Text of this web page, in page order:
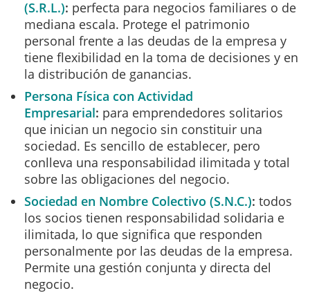
(S.R.L.): perfecta para negocios familiares o de
mediana escala. Protege el patrimonio
personal frente a las deudas de la empresa y
tiene flexibilidad en la toma de decisiones y en
la distribución de ganancias.
Persona Física con Actividad
Empresarial: para emprendedores solitarios
que inician un negocio sin constituir una
sociedad. Es sencillo de establecer, pero
conlleva una responsabilidad ilimitada y total
sobre las obligaciones del negocio.
Sociedad en Nombre Colectivo (S.N.C.): todos
los socios tienen responsabilidad solidaria e
ilimitada, lo que significa que responden
personalmente por las deudas de la empresa.
Permite una gestión conjunta y directa del
negocio.